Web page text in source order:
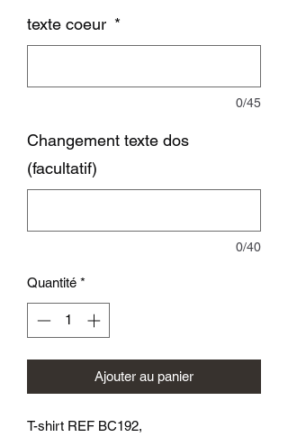
texte coeur *
0/45
Changement texte dos
(facultatif)
0/40
Quantité *
Ajouter au panier
T-shirt REF BC192,